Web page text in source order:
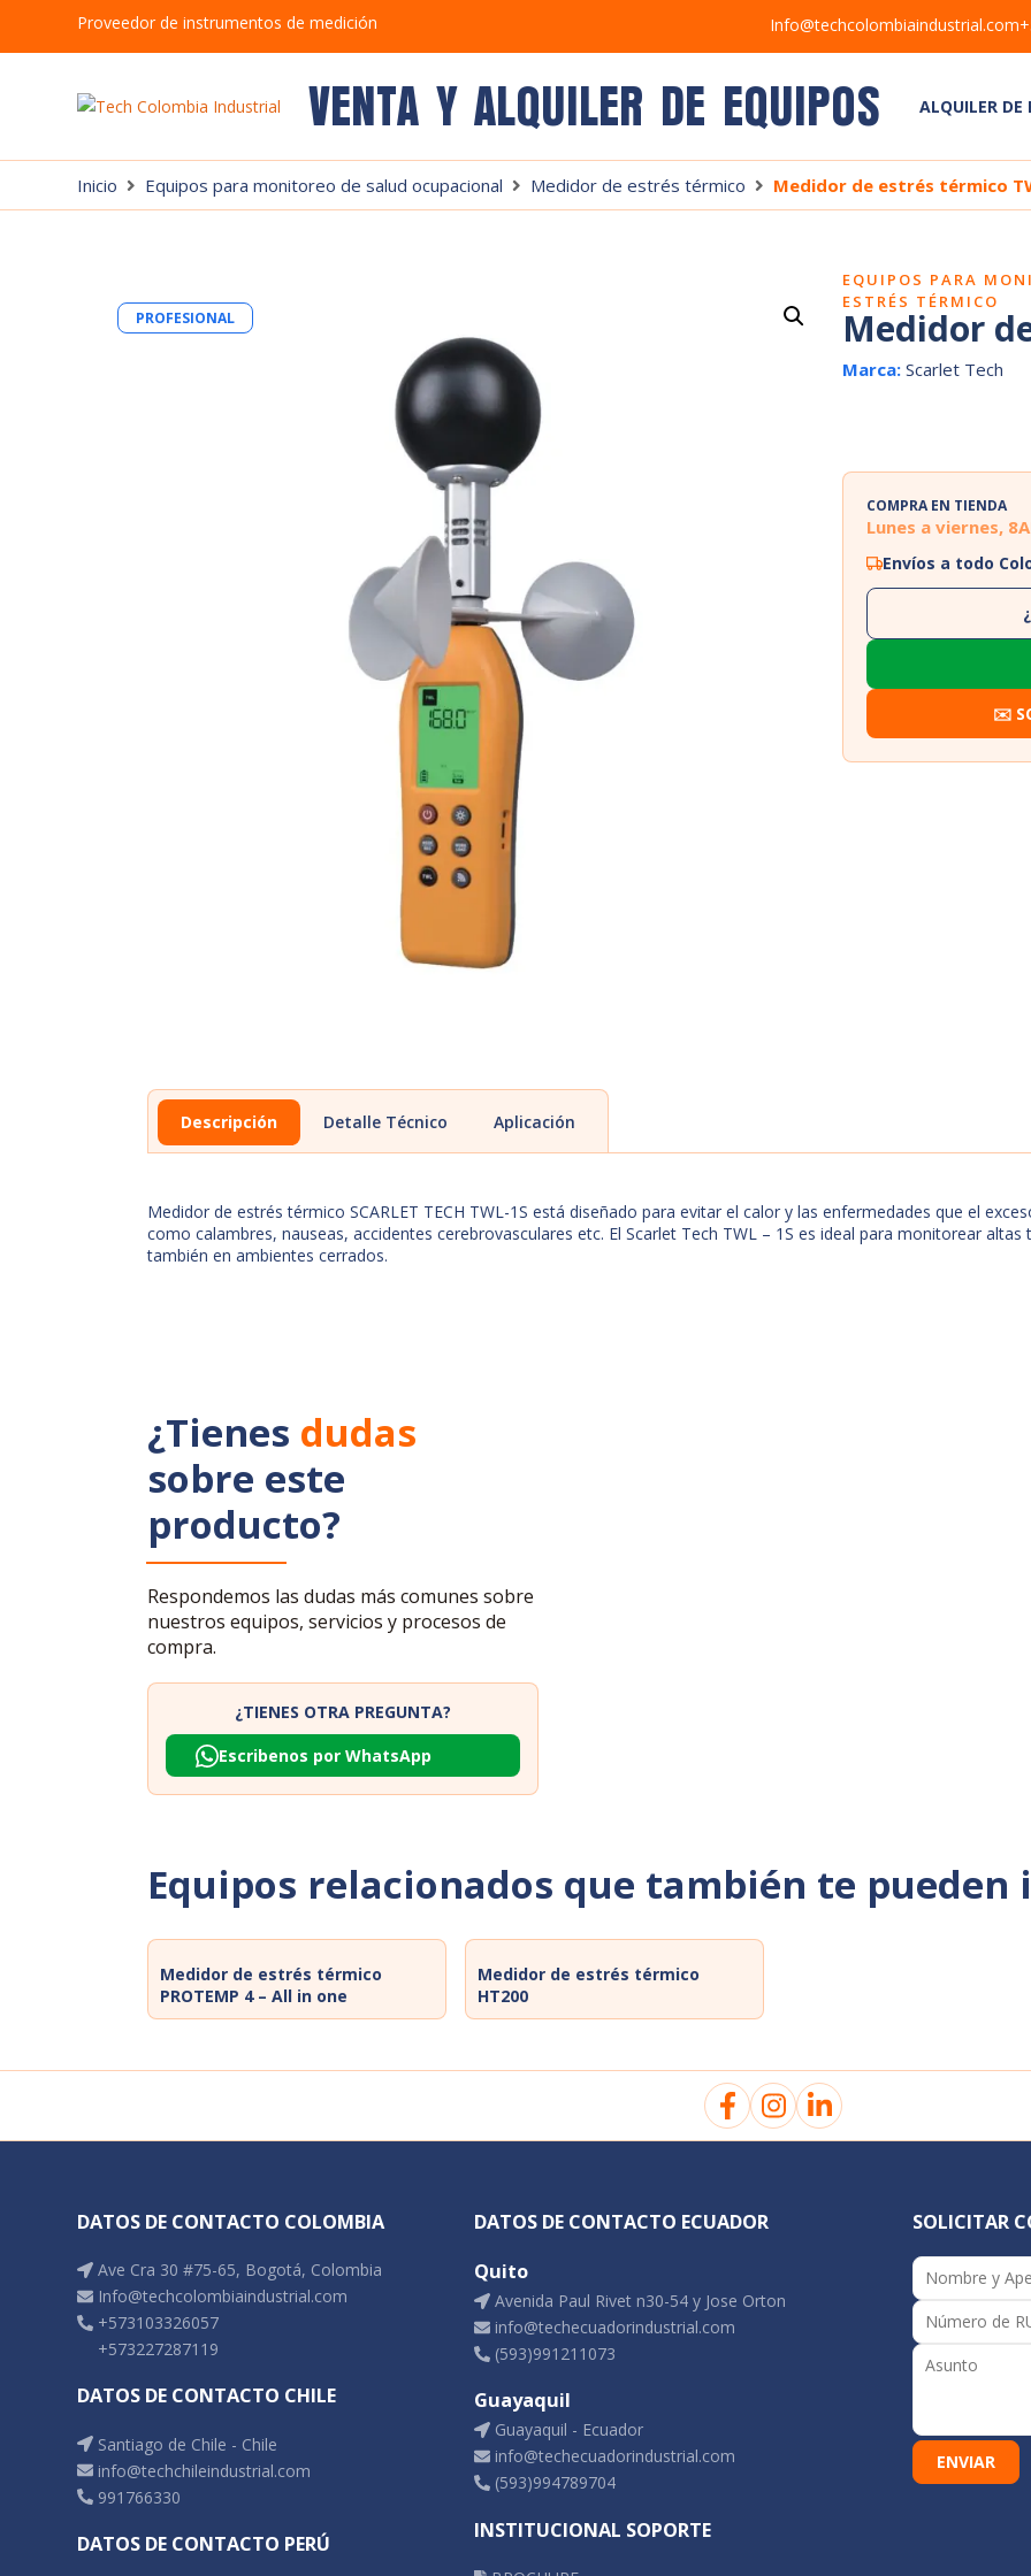
Proveedor de instrumentos de medición Info@techcolombiaindustrial.com
VENTA Y ALQUILER DE EQUIPOS ALQUILER DE
Inicio Equipos para monitoreo de salud ocupacional Medidor de estrés térmico Medidor de estrés térmico
PROFESIONAL
EQUIPOS PARA
ESTRÉS TÉRMICO
Medidor
Marca: Scarlet Tech
COMPRA EN TIENDA
Lunes a viernes,
Envíos a todo
✉️
Descripción Detalle Técnico Aplicación
Medidor de estrés térmico SCARLET TECH TWL-1S está diseñado para evitar el calor y las enfermedades que el
como calambres, nauseas, accidentes cerebrovasculares etc. El Scarlet Tech TWL – 1S es ideal para monitorear
también en ambientes cerrados.
¿Tienes dudas
sobre este
producto?
Respondemos las dudas más comunes sobre
nuestros equipos, servicios y procesos de
compra.
¿TIENES OTRA PREGUNTA?
Escribenos por WhatsApp
Equipos relacionados que también te pueden
Medidor de estrés térmico
PROTEMP 4 – All in one
Medidor de estrés térmico
HT200
DATOS DE CONTACTO COLOMBIA
Ave Cra 30 #75-65, Bogotá, Colombia
Info@techcolombiaindustrial.com
+573103326057
+573227287119
DATOS DE CONTACTO CHILE
Santiago de Chile - Chile
info@techchileindustrial.com
991766330
DATOS DE CONTACTO PERÚ
DATOS DE CONTACTO ECUADOR
Quito
Avenida Paul Rivet n30-54 y Jose Orton
info@techecuadorindustrial.com
(593)991211073
Guayaquil
Guayaquil - Ecuador
info@techecuadorindustrial.com
(593)994789704
INSTITUCIONAL SOPORTE
SOLICITAR